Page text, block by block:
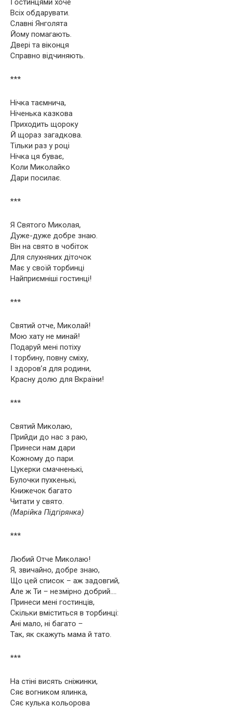
Гостинцями хоче
Всіх обдарувати.
Славні Янголята
Йому помагають.
Двері та віконця
Справно відчиняють.
***
Нічка таємнича,
Ніченька казкова
Приходить щороку
Й щораз загадкова.
Тільки раз у році
Нічка ця буває,
Коли Миколайко
Дари посилає.
***
Я Святого Миколая,
Дуже-дуже добре знаю.
Він на свято в чобіток
Для слухняних діточок
Має у своїй торбинці
Найприємніші гостинці!
***
Святий отче, Миколай!
Мою хату не минай!
Подаруй мені потіху
І торбину, повну сміху,
І здоров’я для родини,
Красну долю для Вкраїни!
***
Святий Миколаю,
Прийди до нас з раю,
Принеси нам дари
Кожному до пари.
Цукерки смачненькі,
Булочки пухкенькі,
Книжечок багато
Читати у свято.
(Марійка Підгірянка)
***
Любий Отче Миколаю!
Я, звичайно, добре знаю,
Що цей список – аж задовгий,
Але ж Ти – незмірно добрий….
Принеси мені гостинців,
Скільки вміститься в торбинці:
Ані мало, ні багато –
Так, як скажуть мама й тато.
***
На стiнi висять снiжинки,
Сяє вогником ялинка,
Сяє кулька кольорова